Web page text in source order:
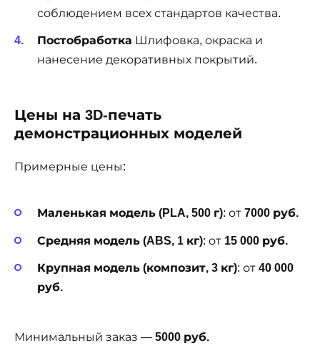
соблюдением всех стандартов качества.
Постобработка Шлифовка, окраска и
нанесение декоративных покрытий.
Цены на 3D-печать
демонстрационных моделей
Примерные цены:
Маленькая модель (PLA, 500 г): от 7000 руб.
Средняя модель (ABS, 1 кг): от 15 000 руб.
Крупная модель (композит, 3 кг): от 40 000
руб.
Минимальный заказ — 5000 руб.